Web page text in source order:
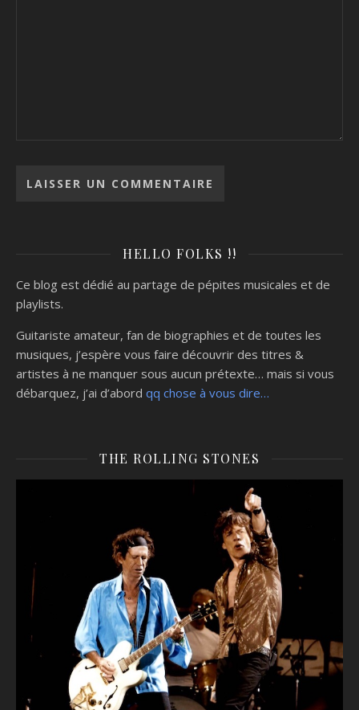
HELLO FOLKS !!
Ce blog est dédié au partage de pépites musicales et de
playlists.
Guitariste amateur, fan de biographies et de toutes les
musiques, j’espère vous faire découvrir des titres &
artistes à ne manquer sous aucun prétexte… mais si vous
débarquez, j’ai d’abord qq chose à vous dire…
THE ROLLING STONES